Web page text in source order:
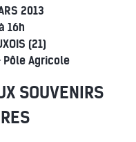
2013
16h
(21)
Pôle Agricole
SOUVENIRS